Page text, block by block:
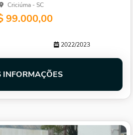
Criciúma - SC
99.000,00
2022/2023
INFORMAÇÕES